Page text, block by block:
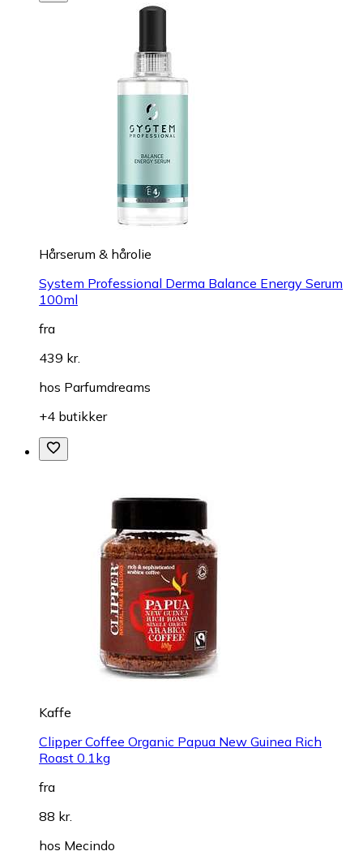
Hårserum & hårolie
System Professional Derma Balance Energy Serum
100ml
fra
439 kr.
hos Parfumdreams
+4 butikker
Kaffe
Clipper Coffee Organic Papua New Guinea Rich
Roast 0.1kg
fra
88 kr.
hos Mecindo